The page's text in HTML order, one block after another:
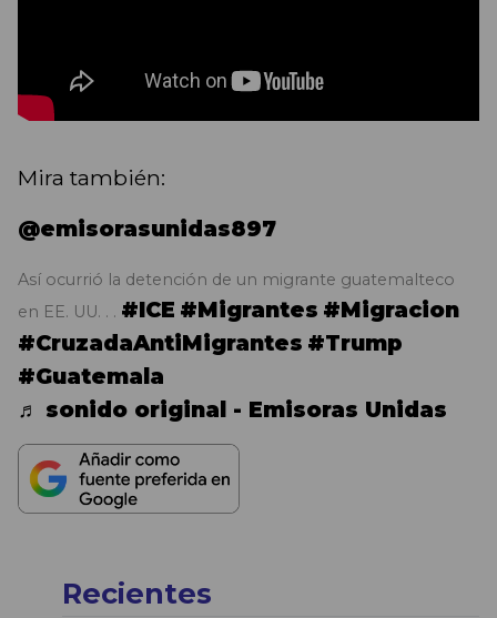
Mira también:
@emisorasunidas897
Así ocurrió la detención de un migrante guatemalteco
en EE. UU. . . #ICE #Migrantes #Migracion
#CruzadaAntiMigrantes #Trump
#Guatemala
♬ sonido original - Emisoras Unidas
Recientes